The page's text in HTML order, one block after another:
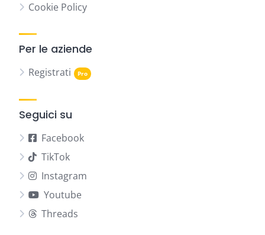
Cookie Policy
Per le aziende
Registrati
Seguici su
Facebook
TikTok
Instagram
Youtube
Threads